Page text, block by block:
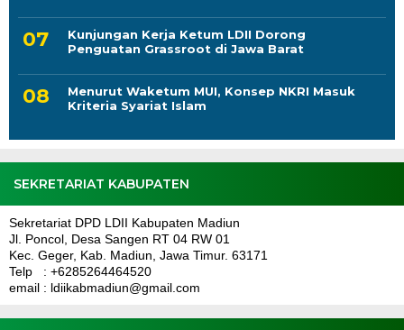
Kunjungan Kerja Ketum LDII Dorong
Penguatan Grassroot di Jawa Barat
Menurut Waketum MUI, Konsep NKRI Masuk
Kriteria Syariat Islam
SEKRETARIAT KABUPATEN
Sekretariat DPD LDII Kabupaten Madiun
Jl. Poncol, Desa Sangen RT 04 RW 01
Kec. Geger, Kab. Madiun, Jawa Timur. 63171
Telp : +6285264464520
email : ldiikabmadiun@gmail.com